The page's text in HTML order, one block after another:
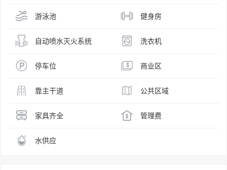
游泳池 健身房
自动喷水灭火系统 洗衣机
停车位 商业区
靠主干道 公共区域
家具齐全 管理费
水供应